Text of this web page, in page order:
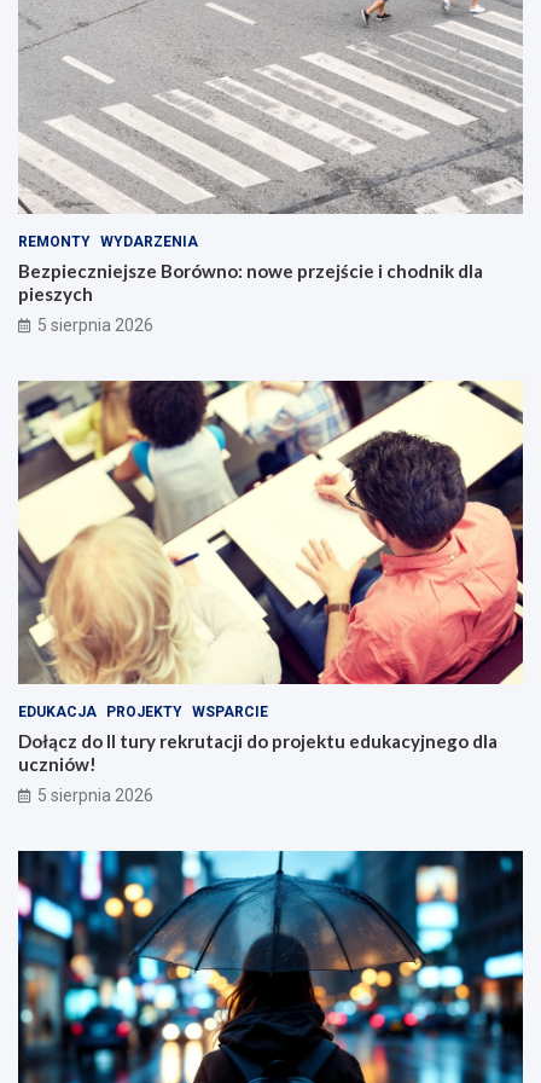
REMONTY WYDARZENIA
Bezpieczniejsze Borówno: nowe przejście i chodnik dla
pieszych
5 sierpnia 2026
EDUKACJA PROJEKTY WSPARCIE
Dołącz do II tury rekrutacji do projektu edukacyjnego dla
uczniów!
5 sierpnia 2026